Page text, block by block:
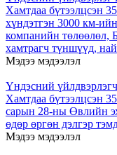
Хамтдаа бүтээлцсэн
хүндэтгэн 3000 км-
компанийн төлөөлөл,
хамтрагч түншүүд,
Мэдээ мэдээлэл
Үндэсний
Хамтдаа бүтээлцсэн
сарын 28-ны Өвлийн
өдөр өргөн дэлгэр
Мэдээ мэдээлэл